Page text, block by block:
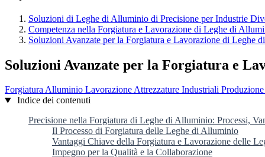
Soluzioni di Leghe di Alluminio di Precisione per Industrie
Competenza nella Forgiatura e Lavorazione di Leghe di
Soluzioni Avanzate per la Forgiatura e Lavorazione di Leghe
Soluzioni Avanzate per la Forgiatura e
Forgiatura Alluminio LavorazioneAttrezzature Industriali Produzione
Indice dei contenuti
Precisione nella Forgiatura di Leghe di Alluminio: Processi,
Il Processo di Forgiatura delle Leghe di Alluminio
Vantaggi Chiave della Forgiatura e Lavorazione delle
Impegno per la Qualità e la Collaborazione